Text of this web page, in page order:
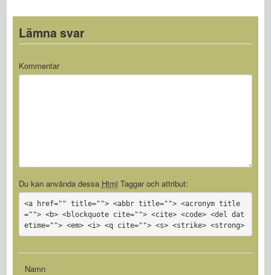
Lämna svar
Kommentar
Du kan använda dessa Html Taggar och attribut:
<a href="" title=""> <abbr title=""> <acronym title
=""> <b> <blockquote cite=""> <cite> <code> <del dat
etime=""> <em> <i> <q cite=""> <s> <strike> <strong>
Namn